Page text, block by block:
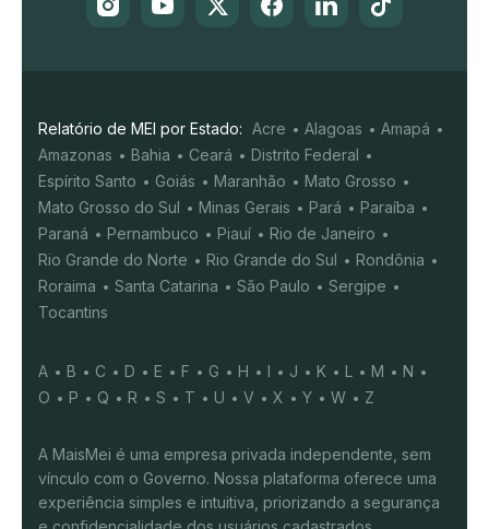
Relatório de MEI por Estado: Acre Alagoas
Amapá
Amazonas
Bahia Ceará
Distrito Federal
Espírito Santo
Goiás Maranhão
Mato Grosso
Mato Grosso do Sul
Minas Gerais Pará
Paraíba
Paraná
Pernambuco Piauí
Rio de Janeiro
Rio Grande do Norte
Rio Grande do Sul
Rondônia
Roraima
Santa Catarina São Paulo
Sergipe
Tocantins
A B C D E F G H I J K L M
N
O
P Q R S T U V X Y W Z
A MaisMei é uma empresa privada independente, sem
vínculo com o Governo. Nossa plataforma oferece uma
experiência simples e intuitiva, priorizando a segurança